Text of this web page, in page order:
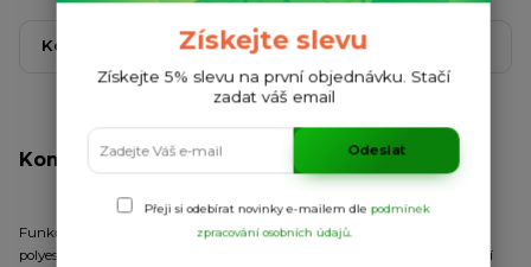
Kompletní specifikace Komentáře
Kompletní specifikace
Funkční triko s krátkým rukávem. Kulatý výstřih. Kombinace dvou
polyesterových tkanin. Přední strana: 100% polyester honeycomb. Zadní
Získejte slevu
Získejte 5% slevu na první objednávku. Stačí
zadat váš email
Odeslat
Přeji si odebírat novinky e-mailem dle podmínek
zpracování osobních údajů.